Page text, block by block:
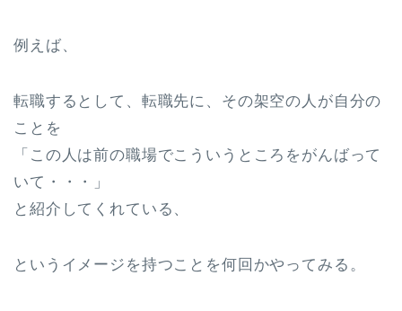
例えば、
転職するとして、転職先に、その架空の人が自分の
ことを
「この人は前の職場でこういうところをがんばって
いて・・・」
と紹介してくれている、
というイメージを持つことを何回かやってみる。